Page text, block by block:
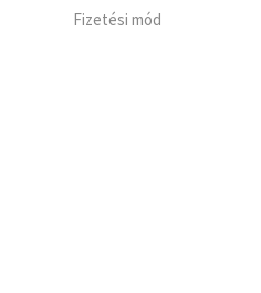
Fizetési mód